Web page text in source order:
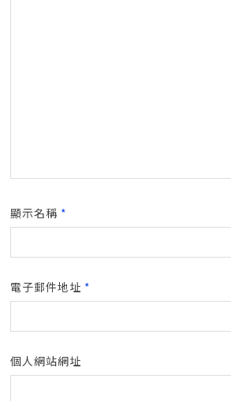
顯示名稱 *
電子郵件地址 *
個人網站網址